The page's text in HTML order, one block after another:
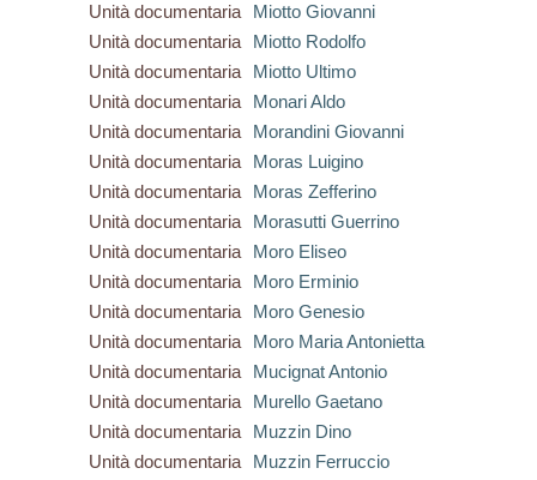
Unità documentaria
Miotto Giovanni
Unità documentaria
Miotto Rodolfo
Unità documentaria
Miotto Ultimo
Unità documentaria
Monari Aldo
Unità documentaria
Morandini Giovanni
Unità documentaria
Moras Luigino
Unità documentaria
Moras Zefferino
Unità documentaria
Morasutti Guerrino
Unità documentaria
Moro Eliseo
Unità documentaria
Moro Erminio
Unità documentaria
Moro Genesio
Unità documentaria
Moro Maria Antonietta
Unità documentaria
Mucignat Antonio
Unità documentaria
Murello Gaetano
Unità documentaria
Muzzin Dino
Unità documentaria
Muzzin Ferruccio